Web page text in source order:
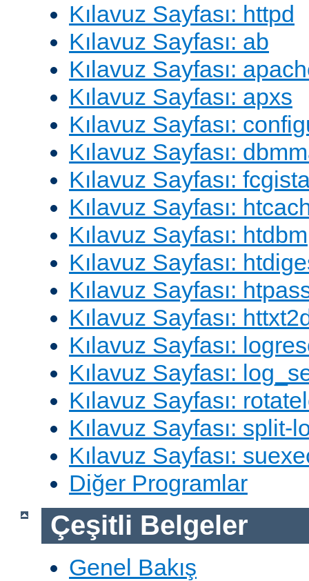
Kılavuz Sayfası: httpd
Kılavuz Sayfası: ab
Kılavuz Sayfası:
Kılavuz Sayfası: apxs
Kılavuz Sayfası:
Kılavuz Sayfası:
Kılavuz Sayfası:
Kılavuz Sayfası:
Kılavuz Sayfası: htdbm
Kılavuz Sayfası:
Kılavuz Sayfası:
Kılavuz Sayfası:
Kılavuz Sayfası:
Kılavuz Sayfası:
Kılavuz Sayfası:
Kılavuz Sayfası: split-
Kılavuz Sayfası:
Diğer Programlar
Çeşitli Belgeler
Genel Bakış